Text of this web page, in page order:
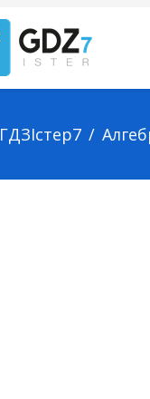
ГДЗІстер7